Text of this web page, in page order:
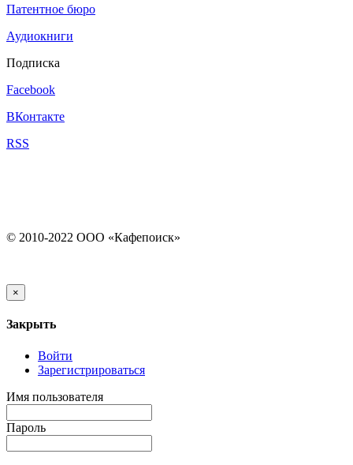
Патентное бюро
Аудиокниги
Подписка
Facebook
ВКонтакте
RSS
© 2010-2022 ООО «Кафепоиск»
×
Закрыть
Войти
Зарегистрироваться
Имя пользователя
Пароль